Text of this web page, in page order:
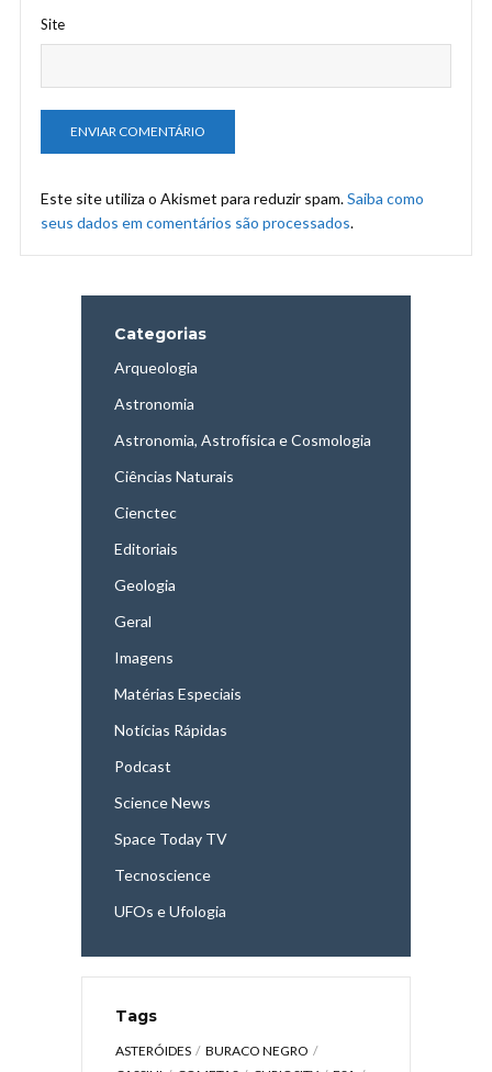
Site
Este site utiliza o Akismet para reduzir spam.Saiba como
seus dados em comentários são processados.
Categorias
Arqueologia
Astronomia
Astronomia, Astrofísica e Cosmologia
Ciências Naturais
Cienctec
Editoriais
Geologia
Geral
Imagens
Matérias Especiais
Notícias Rápidas
Podcast
Science News
Space Today TV
Tecnoscience
UFOs e Ufologia
Tags
ASTERÓIDES
BURACO NEGRO